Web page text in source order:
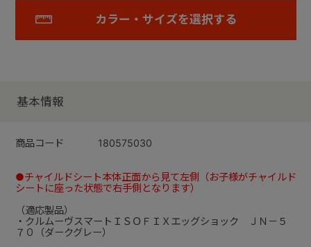
カラー・サイズを選択する
基本情報
商品コード 180575030
●チャイルドシート本体正面から見て左側（お子様がチャイルド
シートに座った状態で右手側となります）
（適応製品）
・クルムーヴスマートＩＳＯＦＩＸエッグショック ＪＮ－５
７０（ダークグレー）